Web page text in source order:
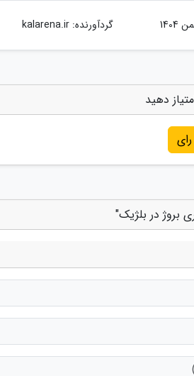
گردآورنده:kalarena.ir
دهید
رای
بروژ در بلژیک"